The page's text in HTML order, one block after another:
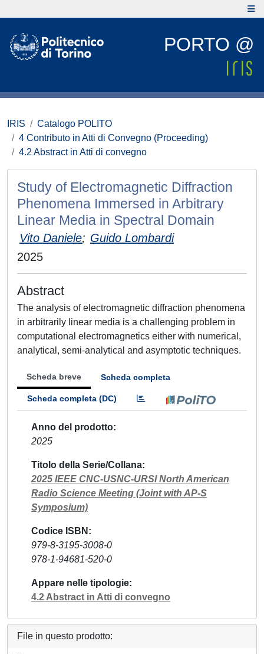
PORTO @
IRIS
Catalogo POLITO
4 Contributo in Atti di Convegno (Proceeding)
4.2 Abstract in Atti di convegno
Study of Electromagnetic Diffraction
Phenomena Immersed in Arbitrary
Linear Media in Spectral Domain
Vito Daniele; Guido Lombardi
2025
Abstract
The analysis of electromagnetic diffraction phenomena
in arbitrarily linear media is a challenging problem in
computational electromagnetics either with numerical,
analytical, semi-analytical and asymptotic techniques.
Scheda breve Scheda completa
Scheda completa (DC)
Anno del prodotto
2025
Titolo della Serie/Collana
2025 IEEE CNC-USNC-URSI North American
Radio Science Meeting (Joint with AP-S
Symposium)
Codice ISBN
979-8-3195-3008-0
978-1-94681-520-0
Appare nelle tipologie
4.2 Abstract in Atti di convegno
File in questo prodotto: